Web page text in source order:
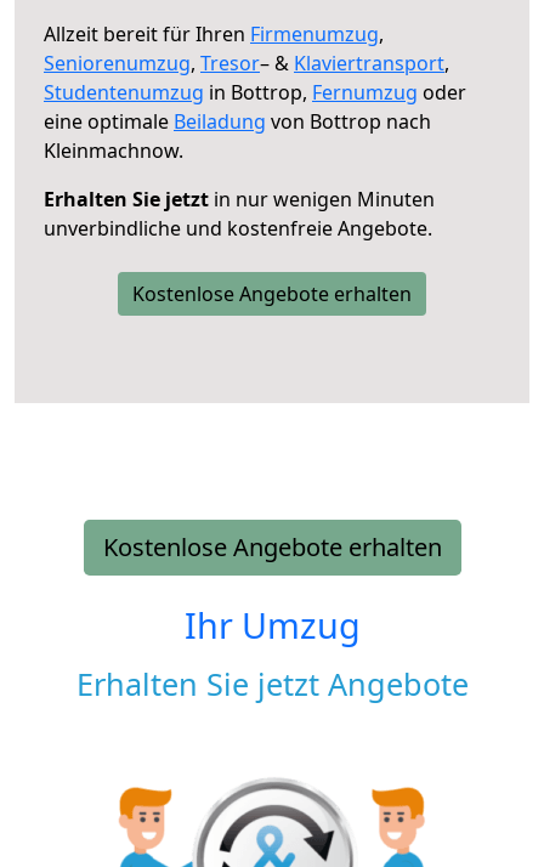
Allzeit bereit für Ihren Firmenumzug,
Seniorenumzug, Tresor– & Klaviertransport,
Studentenumzug in Bottrop, Fernumzug oder
eine optimale Beiladung von Bottrop nach
Kleinmachnow.
Erhalten Sie jetzt in nur wenigen Minuten
unverbindliche und kostenfreie Angebote.
Kostenlose Angebote erhalten
Kostenlose Angebote erhalten
Ihr Umzug
Erhalten Sie jetzt Angebote